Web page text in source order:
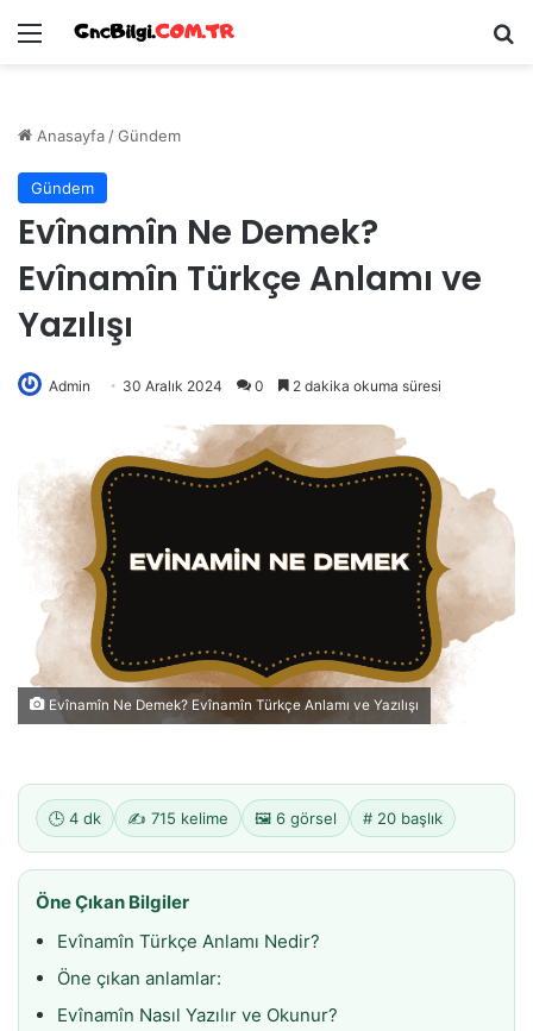
Menü
Anasayfa /Gündem
Gündem
Evînamîn Ne Demek?
Evînamîn Türkçe Anlamı ve
Yazılışı
Admin 30 Aralık 2024 0 2 dakika okuma süresi
Evînamîn Ne Demek? Evînamîn Türkçe Anlamı ve Yazılışı
🕒 4 dk ✍️ 715 kelime 🖼️ 6 görsel # 20 başlık
Öne Çıkan Bilgiler
Evînamîn Türkçe Anlamı Nedir?
Öne çıkan anlamlar:
Evînamîn Nasıl Yazılır ve Okunur?